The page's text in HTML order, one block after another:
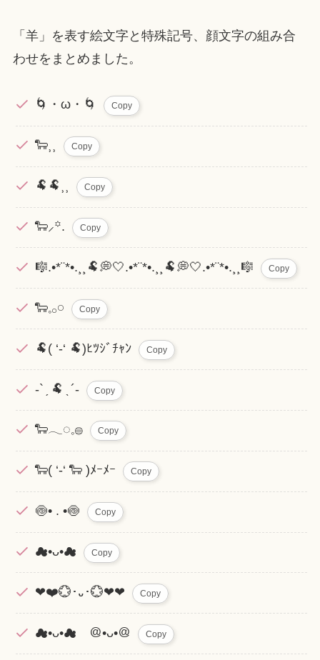
「羊」を表す絵文字と特殊記号、顔文字の組み合
わせをまとめました。
🌀・ω・🌀 Copy
🐑⸒⸒ Copy
🐏🐏⸒⸒ Copy
🐑⸝꙳.‎ Copy
🎼.•*¨*•.¸¸🐏💭🤍.•*¨*•.¸¸🐏💭🤍.•*¨*•.¸¸🎼 Copy
🐑𓈒𓂂𓏸 Copy
🐏( ‘-‘ 🐏)ﾋﾂｼﾞﾁｬﾝ Copy
-` ̗ 🐏 ̖ ´- Copy
🐑𓂃◌𓈒𓐍 Copy
🐑( ‘-‘ 🐑 )ﾒｰﾒｰ Copy
🍥• . •🍥 Copy
☁•ᴗ•☁ Copy
❤︎❤️💮･᎑･💮❤❤︎ Copy
☁•ᴗ•☁ ＠•ᴗ•＠ Copy